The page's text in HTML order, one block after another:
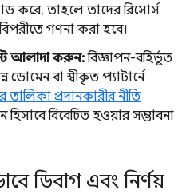
করে, তাহলে তাদের রিসোর্স
গণনা করা হবে।
আলাদা করুন:বিজ্ঞাপন-বহির্ভূত
ডোমেন বা স্বীকৃত প্যাটার্নে
তালিকা প্রদানকারীর নীতি
বিবেচিত হওয়ার সম্ভাবনা
ডিবাগ এবং নির্ণয়